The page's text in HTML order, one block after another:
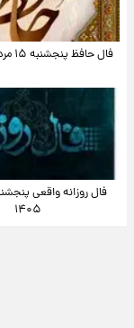
فال حافظ پنجشنبه ۱۵ مرداد ماه ۱۴۰۵
۱۴۰۵